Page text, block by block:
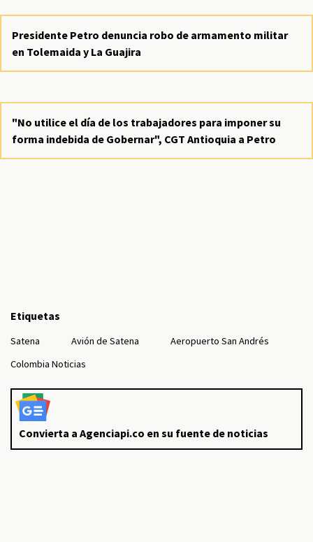
Presidente Petro denuncia robo de armamento militar
en Tolemaida y La Guajira
"No utilice el día de los trabajadores para imponer su
forma indebida de Gobernar", CGT Antioquia a Petro
Etiquetas
Satena Avión de Satena
Aeropuerto San Andrés
Colombia Noticias
Convierta a Agenciapi.co en su fuente de noticias